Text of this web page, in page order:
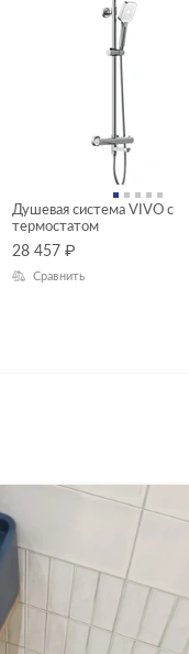
Душевая система VIVO с
термостатом
28 457 ₽
Сравнить